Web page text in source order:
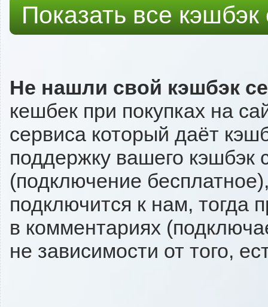
Показать все
Не нашли свой кэшбэк
кешбек при покупках на
сервиса который даёт
поддержку вашего кэшбэк
(подключение
подключится к нам, тогда
в комментариях
не зависимости от того,